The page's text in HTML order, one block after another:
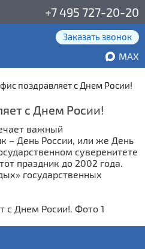
+7 495 727-20-20
Заказать звонок
MAX
поздравляет с Днем Росии!
с Днем Росии!
важный
– День России, или же День
суверенитете
праздник до 2002 года.
государственных